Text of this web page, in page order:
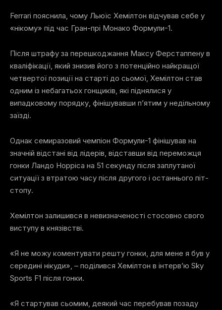
Ferrari пояснила, чому Льюїс Хемілтон відчував себе у
«нікому» під час Гран-прі Монако Формули-1.
Після штрафу за перешкоджання Максу Ферстаппену в
кваліфікації, який знизив його з потенційно найкращої
четвертої позиції на старті до сьомої, Хемілтон став
одним із небагатьох гонщиків, які піднялися у
випадковому порядку, фінішувавши п’ятим у недільному
заїзді.
Однак семиразовий чемпіон Формули-1 фінішував на
значній відстані від лідерів, відставши від переможця
гонки Ландо Норріса на 51 секунду після заплутаної
ситуації з втратою часу після другого і останнього піт-
стопу.
Хемілтон залишився в невизначеності стосовно свого
виступу в князівстві.
«Я не можу коментувати решту гонки, для мене я був у
середині нікуди», – поділився Хемілтон в інтерв’ю Sky
Sports F1 після гонки.
«Я стартував сьомим, деякий час перебував позаду